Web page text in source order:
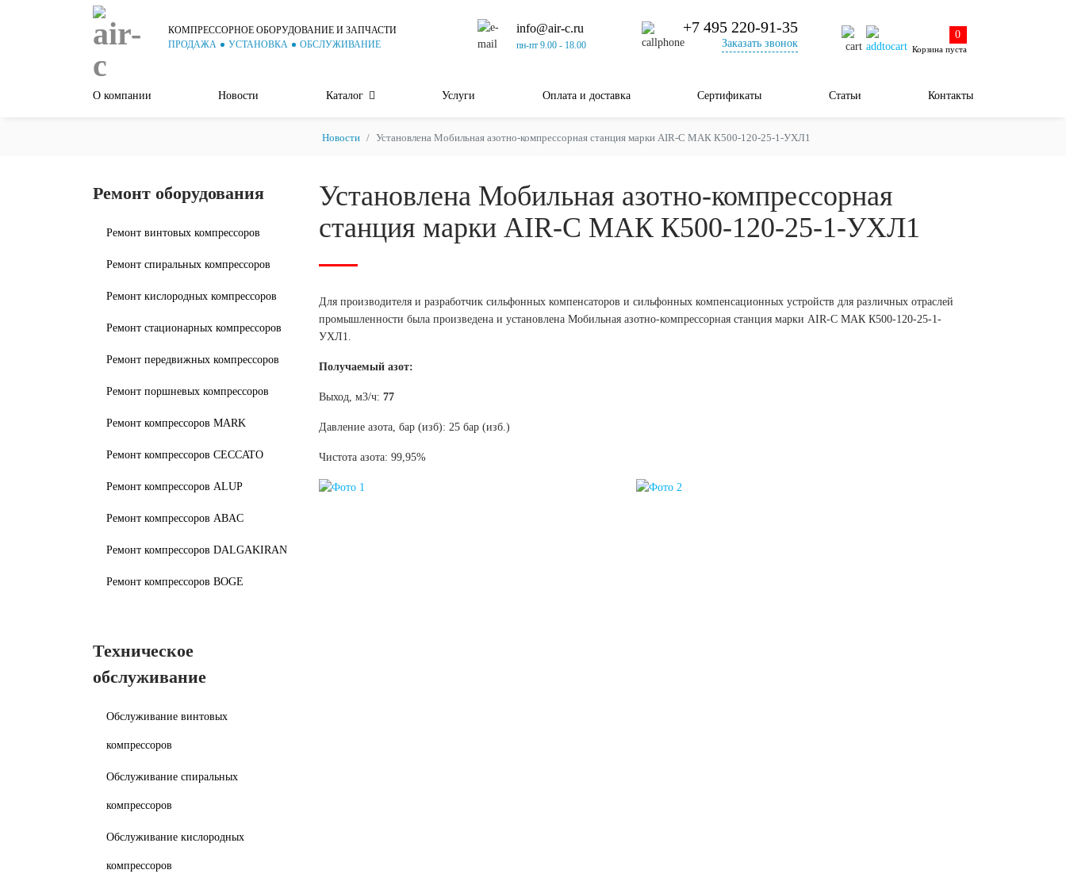
КОМПРЕССОРНОЕ ОБОРУДОВАНИЕ И ЗАПЧАСТИ
ПРОДАЖА
УСТАНОВКА ОБСЛУЖИВАНИЕ
info@air-c.ru
пн-пт 9.00 - 18.00
+7 495 220-91-35
Заказать звонок
0
Корзина пуста
О компании Новости Каталог Услуги Оплата и доставка Сертификаты Статьи Контакты
Новости Установлена Мобильная азотно-компрессорная станция марки AIR-C МАК К500-120-25-1-УХЛ1
Ремонт оборудования
Ремонт винтовых компрессоров
Ремонт спиральных компрессоров
Ремонт кислородных компрессоров
Ремонт стационарных компрессоров
Ремонт передвижных компрессоров
Ремонт поршневых компрессоров
Ремонт компрессоров MARK
Ремонт компрессоров CECCATO
Ремонт компрессоров ALUP
Ремонт компрессоров ABAC
Ремонт компрессоров DALGAKIRAN
Ремонт компрессоров BOGE
Техническое
обслуживание
Обслуживание винтовых
компрессоров
Обслуживание спиральных
компрессоров
Обслуживание кислородных
компрессоров
Установлена Мобильная азотно-компрессорная
станция марки AIR-C МАК К500-120-25-1-УХЛ1
Для производителя и разработчик сильфонных компенсаторов и сильфонных компенсационных устройств для различных отраслей
промышленности была произведена и установлена Мобильная азотно-компрессорная станция марки AIR-C МАК К500-120-25-1-
УХЛ1.
Получаемый азот:
Выход, м3/ч: 77
Давление азота, бар (изб): 25 бар (изб.)
Чистота азота: 99,95%